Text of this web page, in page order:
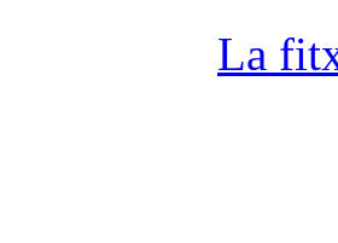
La